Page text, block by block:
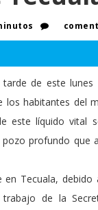
de este
habitantes del
este líquido vital
profundo que
Tecuala,
de la